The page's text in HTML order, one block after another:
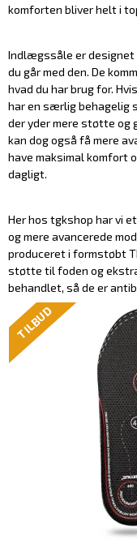
komforten bliver helt i
Indlægssåle er
du går med den. De
hvad du har brug for.
har en særlig behagelig
der yder mere støtte og
kan dog også få mere
have maksimal komfort
dagligt.
Her hos tgkshop har vi
og mere avancerede
produceret i formstøbt
støtte til foden og
behandlet, så de er
TILBUD